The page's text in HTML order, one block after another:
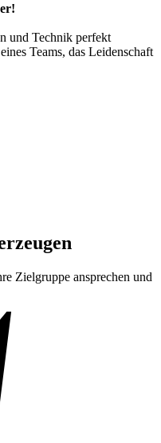
und Technik perfekt
Teams, das Leidenschaft
Zielgruppe ansprechen und